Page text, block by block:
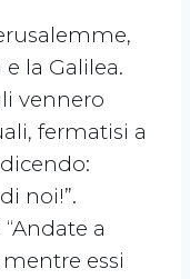
la Galilea.
vennero
fermatisi a
noi!”.
a
essi